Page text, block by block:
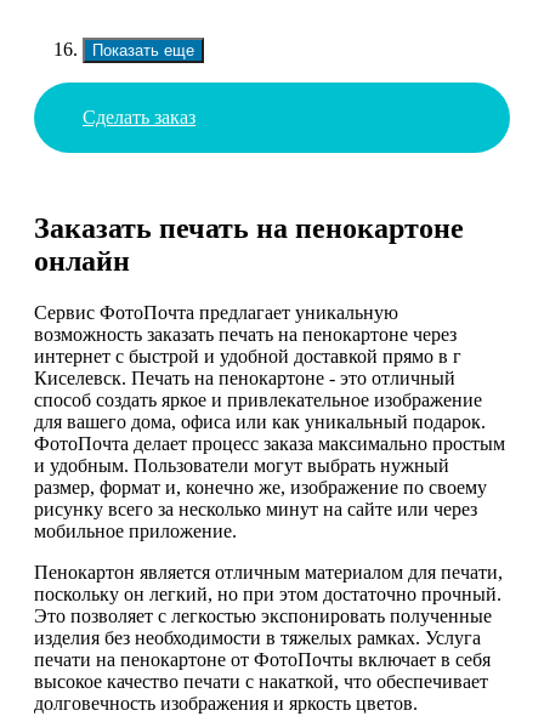
Показать еще
Сделать заказ
Заказать печать на пенокартоне
онлайн
Сервис ФотоПочта предлагает уникальную
возможность заказать печать на пенокартоне через
интернет с быстрой и удобной доставкой прямо в г
Киселевск. Печать на пенокартоне - это отличный
способ создать яркое и привлекательное изображение
для вашего дома, офиса или как уникальный подарок.
ФотоПочта делает процесс заказа максимально простым
и удобным. Пользователи могут выбрать нужный
размер, формат и, конечно же, изображение по своему
рисунку всего за несколько минут на сайте или через
мобильное приложение.
Пенокартон является отличным материалом для печати,
поскольку он легкий, но при этом достаточно прочный.
Это позволяет с легкостью экспонировать полученные
изделия без необходимости в тяжелых рамках. Услуга
печати на пенокартоне от ФотоПочты включает в себя
высокое качество печати с накаткой, что обеспечивает
долговечность изображения и яркость цветов.